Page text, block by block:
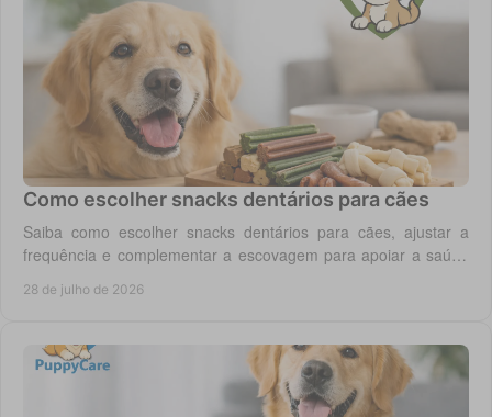
Como escolher snacks dentários para cães
Saiba como escolher snacks dentários para cães, ajustar a
frequência e complementar a escovagem para apoiar a saúde
28 de julho de 2026